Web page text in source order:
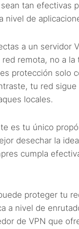
tan efectivas
nivel de
a un servidor
remota, no a la
protección solo
tu red sigue
locales.
es tu único
desechar la
cumpla
proteger tu
a nivel de
de VPN que